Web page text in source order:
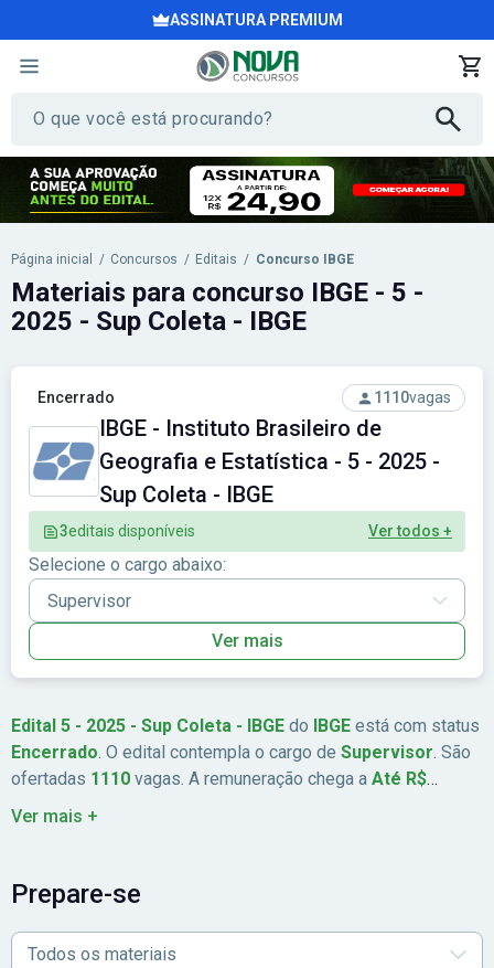
ASSINATURA PREMIUM
Página inicial / Concursos / Editais / Concurso IBGE
Encerrado 1110vagas
IBGE - Instituto Brasileiro de
Geografia e Estatística - 5 - 2025 -
Sup Coleta - IBGE
3editais disponíveis Ver todos +
Selecione o cargo abaixo:
Ver mais
Materiais para concurso IBGE - 5 -
2025 - Sup Coleta - IBGE
Edital 5 - 2025 - Sup Coleta - IBGE do IBGE está com status
Encerrado. O edital contempla o cargo de Supervisor. São
ofertadas 1110 vagas. A remuneração chega a Até R$
4.554,00
Ver mais +
Prepare-se
Todos os materiais